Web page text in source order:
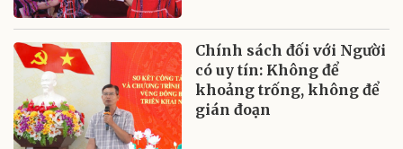
Chính sách đối với Người
có uy tín: Không để
khoảng trống, không để
gián đoạn